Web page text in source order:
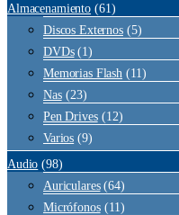
Almacenamiento (61)
Discos Externos (5)
DVDs (1)
Memorias Flash (11)
Nas (23)
Pen Drives (12)
Varios (9)
Audio (98)
Auriculares (64)
Micrófonos (11)